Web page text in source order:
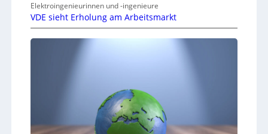
Elektroingenieurinnen und -ingenieure
VDE sieht Erholung am Arbeitsmarkt